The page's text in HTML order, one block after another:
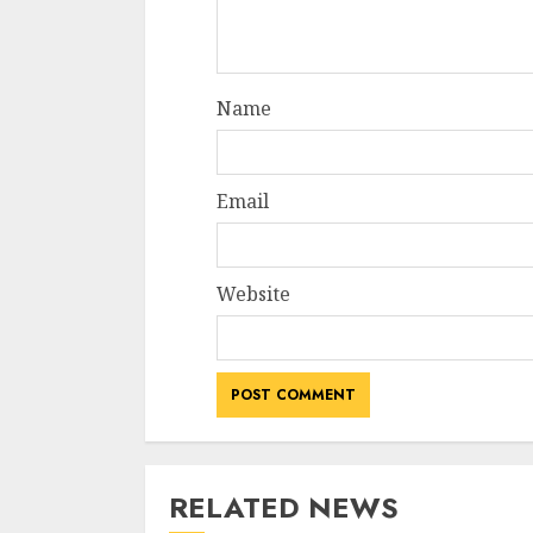
Name
Email
Website
RELATED NEWS